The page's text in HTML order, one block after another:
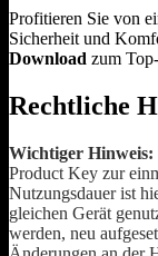
Profitieren Sie von
Sicherheit und
Download zum
Rechtliche
Wichtiger Hinweis:
Product Key zur
Nutzungsdauer ist
gleichen Gerät
werden, neu